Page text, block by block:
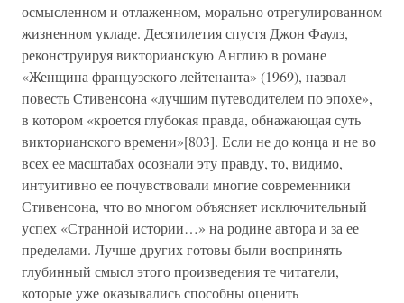
осмысленном и отлаженном, морально отрегулированном
жизненном укладе. Десятилетия спустя Джон Фаулз,
реконструируя викторианскую Англию в романе
«Женщина французского лейтенанта» (1969), назвал
повесть Стивенсона «лучшим путеводителем по эпохе»,
в котором «кроется глубокая правда, обнажающая суть
викторианского времени»[803]. Если не до конца и не во
всех ее масштабах осознали эту правду, то, видимо,
интуитивно ее почувствовали многие современники
Стивенсона, что во многом объясняет исключительный
успех «Странной истории…» на родине автора и за ее
пределами. Лучше других готовы были воспринять
глубинный смысл этого произведения те читатели,
которые уже оказывались способны оценить